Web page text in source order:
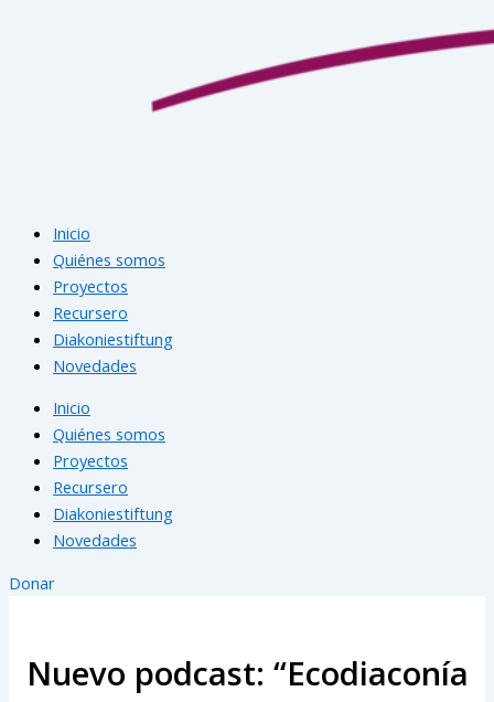
Inicio
Quiénes somos
Proyectos
Recursero
Diakoniestiftung
Novedades
Inicio
Quiénes somos
Proyectos
Recursero
Diakoniestiftung
Novedades
Donar
Nuevo podcast: “Ecodiaconía